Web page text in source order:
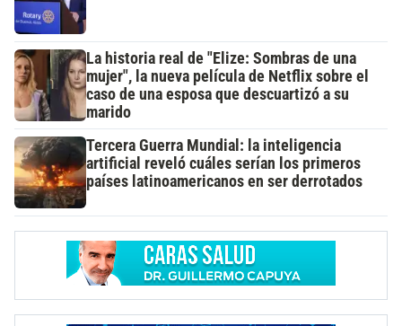
La historia real de "Elize: Sombras de una
mujer", la nueva película de Netflix sobre el
caso de una esposa que descuartizó a su
marido
Tercera Guerra Mundial: la inteligencia
artificial reveló cuáles serían los primeros
países latinoamericanos en ser derrotados